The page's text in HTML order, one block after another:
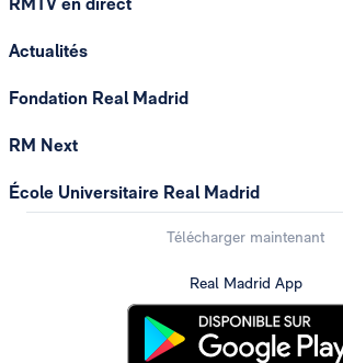
Actualités
Fondation Real Madrid
RM Next
École Universitaire Real Madrid
Télécharger maintenant
Real Madrid App